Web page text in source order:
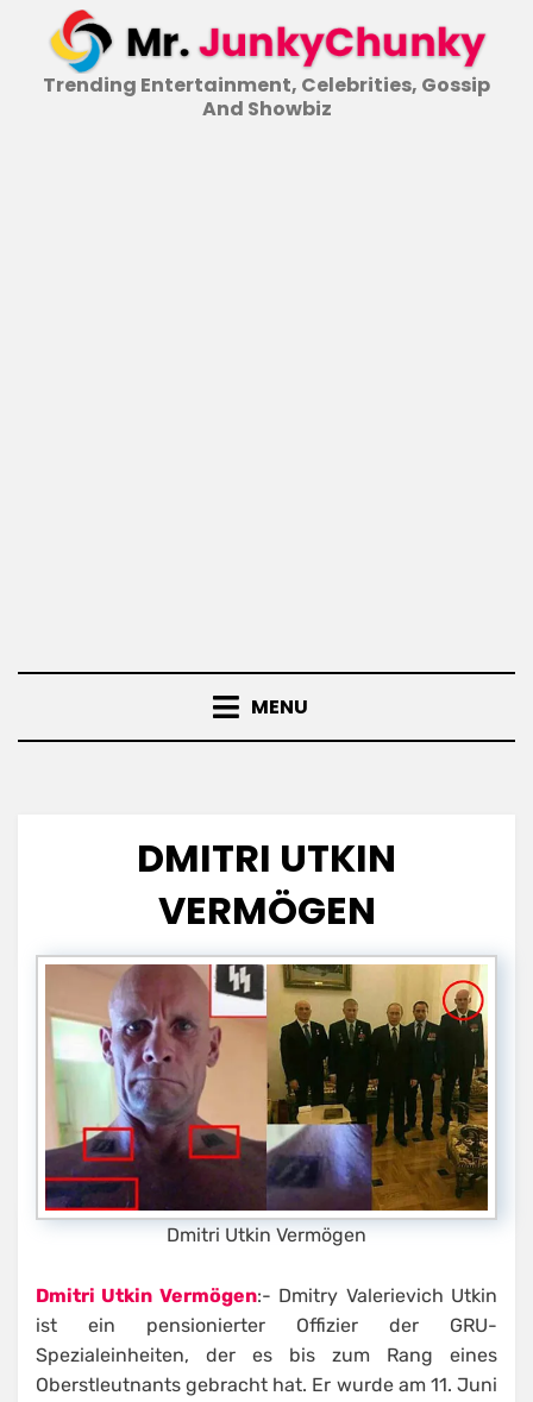
contentTrending Entertainment, Celebrities, Gossip
And Showbiz
MENU
DMITRI UTKIN
VERMÖGEN
Dmitri Utkin Vermögen
Dmitri Utkin Vermögen:- Dmitry Valerievich Utkin
ist ein pensionierter Offizier der GRU-
Spezialeinheiten, der es bis zum Rang eines
Oberstleutnants gebracht hat. Er wurde am 11. Juni